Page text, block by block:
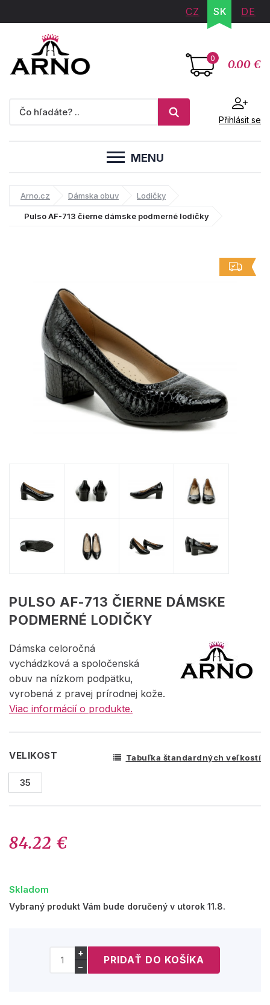
CZ SK DE
0 0.00 €
Přihlásit se
MENU
Arno.cz Dámska obuv Lodičky
Pulso AF-713 čierne dámske podmerné lodičky
PULSO AF-713 ČIERNE DÁMSKE
PODMERNÉ LODIČKY
Dámska celoročná
vychádzková a spoločenská
obuv na nízkom podpätku,
vyrobená z pravej prírodnej kože.
Viac informácií o produkte.
VELIKOST Tabuľka štandardných veľkostí
35
84.22 €
Skladom
Vybraný produkt Vám bude doručený v utorok 11.8.
+
−